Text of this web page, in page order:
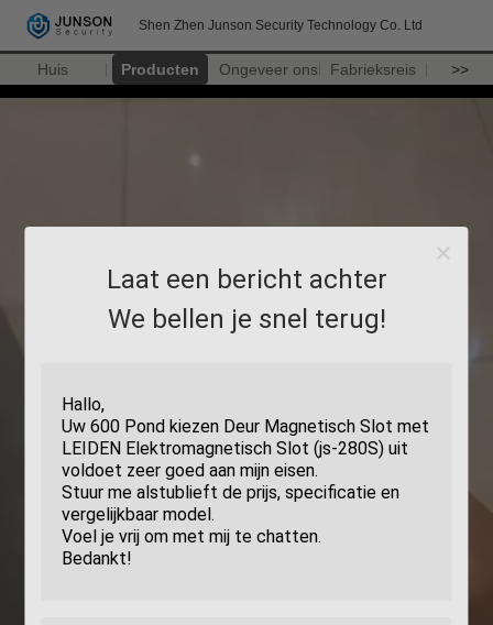
Shen Zhen Junson Security Technology Co. Ltd
Huis Producten Ongeveer ons Fabrieksreis >>
Laat een bericht achter
We bellen je snel terug!